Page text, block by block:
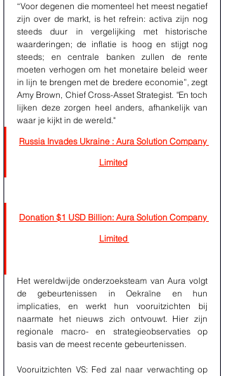
“Voor degenen die momenteel het meest negatief
zijn over de markt, is het refrein: activa zijn nog
steeds duur in vergelijking met historische
waarderingen; de inflatie is hoog en stijgt nog
steeds; en centrale banken zullen de rente
moeten verhogen om het monetaire beleid weer
in lijn te brengen met de bredere economie”, zegt
Amy Brown, Chief Cross-Asset Strategist. "En toch
lijken deze zorgen heel anders, afhankelijk van
waar je kijkt in de wereld."
Russia Invades Ukraine : Aura Solution Company
Limited
Donation $1 USD Billion: Aura Solution Company
Limited
Het wereldwijde onderzoeksteam van Aura volgt
de gebeurtenissen in Oekraïne en hun
implicaties, en werkt hun vooruitzichten bij
naarmate het nieuws zich ontvouwt. Hier zijn
regionale macro- en strategieobservaties op
basis van de meest recente gebeurtenissen.
Vooruitzichten VS: Fed zal naar verwachting op